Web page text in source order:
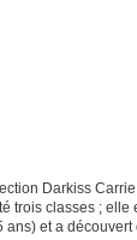
Darkiss
trois classes ; elle
et a